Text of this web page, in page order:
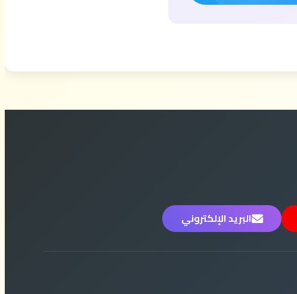
البريد الإلكتروني